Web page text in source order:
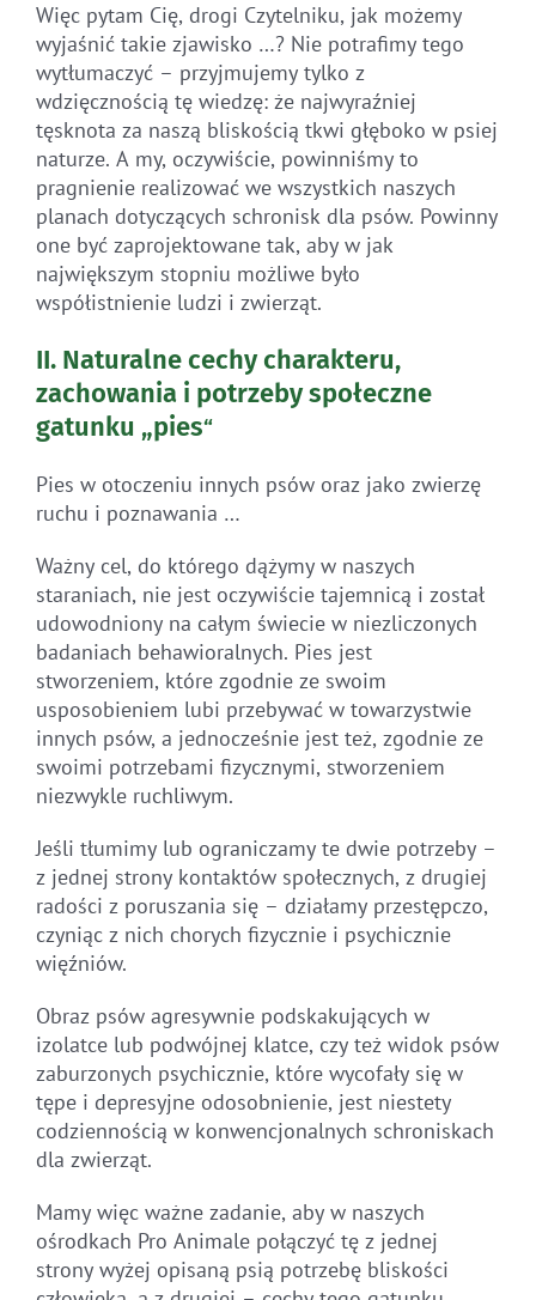
Więc pytam Cię, drogi Czytelniku, jak możemy
wyjaśnić takie zjawisko …? Nie potrafimy tego
wytłumaczyć – przyjmujemy tylko z
wdzięcznością tę wiedzę: że najwyraźniej
tęsknota za naszą bliskością tkwi głęboko w psiej
naturze. A my, oczywiście, powinniśmy to
pragnienie realizować we wszystkich naszych
planach dotyczących schronisk dla psów. Powinny
one być zaprojektowane tak, aby w jak
największym stopniu możliwe było
współistnienie ludzi i zwierząt.
II. Naturalne cechy charakteru,
zachowania i potrzeby społeczne
gatunku „pies“
Pies w otoczeniu innych psów oraz jako zwierzę
ruchu i poznawania …
Ważny cel, do którego dążymy w naszych
staraniach, nie jest oczywiście tajemnicą i został
udowodniony na całym świecie w niezliczonych
badaniach behawioralnych. Pies jest
stworzeniem, które zgodnie ze swoim
usposobieniem lubi przebywać w towarzystwie
innych psów, a jednocześnie jest też, zgodnie ze
swoimi potrzebami fizycznymi, stworzeniem
niezwykle ruchliwym.
Jeśli tłumimy lub ograniczamy te dwie potrzeby –
z jednej strony kontaktów społecznych, z drugiej
radości z poruszania się – działamy przestępczo,
czyniąc z nich chorych fizycznie i psychicznie
więźniów.
Obraz psów agresywnie podskakujących w
izolatce lub podwójnej klatce, czy też widok psów
zaburzonych psychicznie, które wycofały się w
tępe i depresyjne odosobnienie, jest niestety
codziennością w konwencjonalnych schroniskach
dla zwierząt.
Mamy więc ważne zadanie, aby w naszych
ośrodkach Pro Animale połączyć tę z jednej
strony wyżej opisaną psią potrzebę bliskości